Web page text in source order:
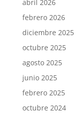
abril 2026
febrero 2026
diciembre 2025
octubre 2025
agosto 2025
junio 2025
febrero 2025
octubre 2024